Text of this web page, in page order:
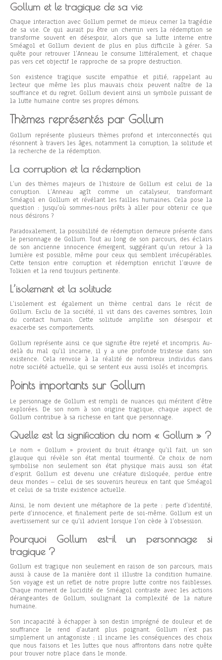
Gollum et le tragique de sa vie
Chaque interaction avec Gollum permet de mieux cerner la tragédie
de sa vie. Ce qui aurait pu être un chemin vers la rédemption se
transforme souvent en désespoir, alors que sa lutte interne entre
Sméagol et Gollum devient de plus en plus difficile à gérer. Sa
quête pour retrouver l’Anneau le consume littéralement, et chaque
pas vers cet objectif le rapproche de sa propre destruction.
Son existence tragique suscite empathie et pitié, rappelant au
lecteur que même les plus mauvais choix peuvent naître de la
souffrance et du regret. Gollum devient ainsi un symbole puissant de
la lutte humaine contre ses propres démons.
Thèmes représentés par Gollum
Gollum représente plusieurs thèmes profond et interconnectés qui
résonnent à travers les âges, notamment la corruption, la solitude et
la recherche de la rédemption.
La corruption et la rédemption
L’un des thèmes majeurs de l’histoire de Gollum est celui de la
corruption. L’Anneau agît comme un catalyseur, transformant
Sméagol en Gollum et révélant les failles humaines. Cela pose la
question : jusqu’où sommes-nous prêts à aller pour obtenir ce que
nous désirons ?
Paradoxalement, la possibilité de rédemption demeure présente dans
le personnage de Gollum. Tout au long de son parcours, des éclairs
de son ancienne innocence émergent, suggérant qu’un retour à la
lumière est possible, même pour ceux qui semblent irrécupérables.
Cette tension entre corruption et rédemption enrichit l’œuvre de
Tolkien et la rend toujours pertinente.
L’isolement et la solitude
L’isolement est également un thème central dans le récit de
Gollum. Exclu de la société, il vit dans des cavernes sombres, loin
du contact humain. Cette solitude amplifie son désespoir et
exacerbe ses comportements.
Gollum représente ainsi ce que signifie être rejeté et incompris. Au-
delà du mal qu’il incarne, il y a une profonde tristesse dans son
existence. Cela renvoie à la réalité de nombreux individus dans
notre société actuelle, qui se sentent eux aussi isolés et incompris.
Points importants sur Gollum
Le personnage de Gollum est rempli de nuances qui méritent d’être
explorées. De son nom à son origine tragique, chaque aspect de
Gollum contribue à sa richesse en tant que personnage.
Quelle est la signification du nom « Gollum » ?
Le nom « Gollum » provient du bruit étrange qu’il fait, un son
glauque qui révèle son état mental tourmenté. Ce choix de nom
symbolise non seulement son état physique mais aussi son état
d’esprit. Gollum est devenu une créature disloquée, perdue entre
deux mondes – celui de ses souvenirs heureux en tant que Sméagol
et celui de sa triste existence actuelle.
Ainsi, le nom devient une métaphore de la perte : perte d’identité,
perte d’innocence, et finalement perte de soi-même. Gollum est un
avertissement sur ce qu’il advient lorsque l’on cède à l’obsession.
Pourquoi Gollum est-il un personnage si
tragique ?
Gollum est tragique non seulement en raison de son parcours, mais
aussi à cause de la manière dont il illustre la condition humaine.
Son voyage est un reflet de notre propre lutte contre nos faiblesses.
Chaque moment de lucidité de Sméagol contraste avec les actions
dérangeantes de Gollum, soulignant la complexité de la nature
humaine.
Son incapacité à échapper à son destin imprégné de douleur et de
souffrance le rend d’autant plus poignant. Gollum n’est pas
simplement un antagoniste ; il incarne les conséquences des choix
que nous faisons et les luttes que nous affrontons dans notre quête
pour trouver notre place dans le monde.